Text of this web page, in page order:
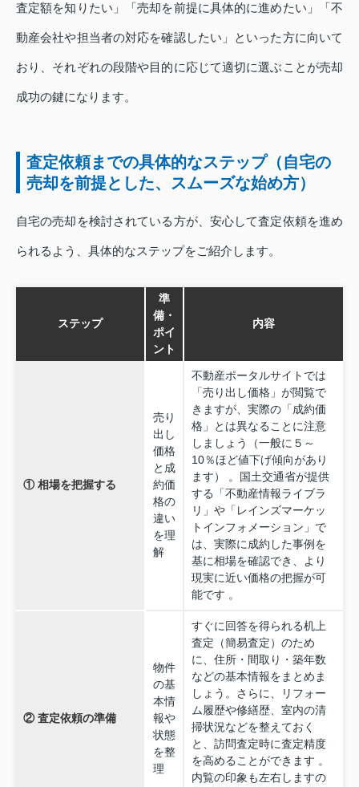
査定額を知りたい」「売却を前提に具体的に進めたい」「不
動産会社や担当者の対応を確認したい」といった方に向いて
おり、それぞれの段階や目的に応じて適切に選ぶことが売却
成功の鍵になります。
査定依頼までの具体的なステップ（自宅の
売却を前提とした、スムーズな始め方）
自宅の売却を検討されている方が、安心して査定依頼を進め
られるよう、具体的なステップをご紹介します。
ステップ
準
備・
ポイ
ント
内容
① 相場を把握する
売り
出し
価格
と成
約価
格の
違い
を理
解
不動産ポータルサイトでは
「売り出し価格」が閲覧で
きますが、実際の「成約価
格」とは異なることに注意
しましょう（一般に５～
10％ほど値下げ傾向があり
ます） 。国土交通省が提供
する「不動産情報ライブラ
リ」や「レインズマーケッ
トインフォメーション」で
は、実際に成約した事例を
基に相場を確認でき、より
現実に近い価格の把握が可
能です 。
② 査定依頼の準備
物件
の基
本情
報や
状態
を整
理
すぐに回答を得られる机上
査定（簡易査定）のため
に、住所・間取り・築年数
などの基本情報をまとめま
しょう。さらに、リフォー
ム履歴や修繕歴、室内の清
掃状況などを整えておく
と、訪問査定時に査定精度
を高めることができます 。
内覧の印象も左右しますの